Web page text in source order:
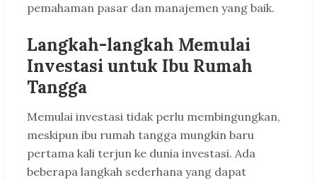
pemahaman pasar dan manajemen yang baik.
Langkah-langkah Memulai
Investasi untuk Ibu Rumah
Tangga
Memulai investasi tidak perlu membingungkan,
meskipun ibu rumah tangga mungkin baru
pertama kali terjun ke dunia investasi. Ada
beberapa langkah sederhana yang dapat